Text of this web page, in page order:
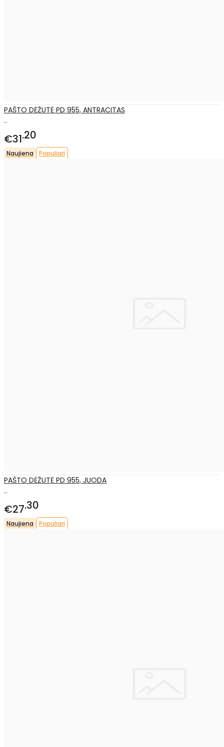
PAŠTO DĖŽUTĖ PD 955, ANTRACITAS
..
€31 20
Naujiena Populiari
PAŠTO DĖŽUTĖ PD 955, JUODA
..
€27 30
Naujiena Populiari